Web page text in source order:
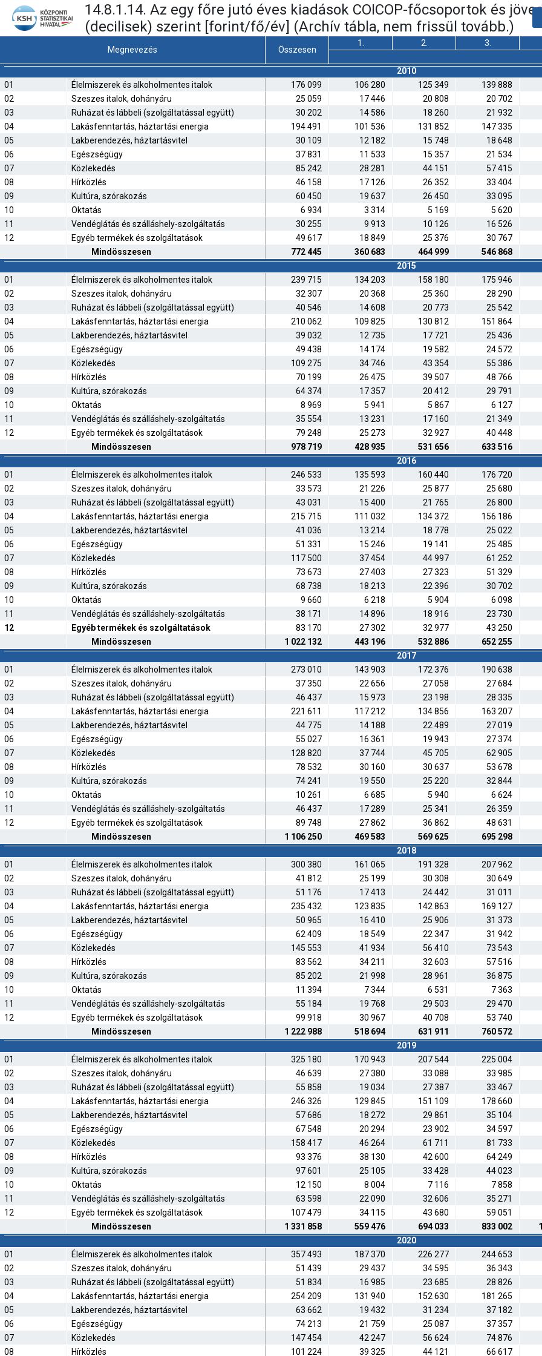
14.8.1.14. Az egy főre jutó éves kiadások COICOP-főcsoportok és
(decilisek) szerint [forint/fő/év] (Archív tábla, nem frissül tovább.)
Megnevezés Összesen
1. 2. 3.
2010
01
Élelmiszerek és alkoholmentes italok 176 099 106 280 125 349 139 888
02
Szeszes italok, dohányáru 25 059 17 446 20 808 20 702
03
Ruházat és lábbeli (szolgáltatással együtt) 30 202 14 586 18 260 21 932
04
Lakásfenntartás, háztartási energia 194 491 101 536 131 852 147 335
05
Lakberendezés, háztartásvitel 30 109 12 182 15 748 18 648
06
Egészségügy 37 831 11 533 15 357 21 534
07
Közlekedés 85 242 28 281 44 151 57 415
08
Hírközlés 46 158 17 126 26 352 33 404
09
Kultúra, szórakozás 60 450 19 637 26 450 33 095
10
Oktatás 6 934 3 314 5 169 5 620
11
Vendéglátás és szálláshely-szolgáltatás 30 255 9 913 10 126 16 526
12
Egyéb termékek és szolgáltatások 49 617 18 849 25 376 30 767
Mindösszesen
772 445 360 683 464 999 546 868
2015
01
Élelmiszerek és alkoholmentes italok 239 715 134 203 158 180 175 946
02
Szeszes italok, dohányáru 32 307 20 368 25 360 28 290
03
Ruházat és lábbeli (szolgáltatással együtt) 40 546 14 608 20 773 25 542
04
Lakásfenntartás, háztartási energia 210 062 109 825 130 812 151 864
05
Lakberendezés, háztartásvitel 39 032 12 735 17 721 25 436
06
Egészségügy 49 438 14 174 19 582 24 572
07
Közlekedés 109 275 34 746 43 354 55 386
08
Hírközlés 70 199 26 475 39 507 48 766
09
Kultúra, szórakozás 64 374 17 357 20 412 29 791
10
Oktatás 8 969 5 941 5 867 6 127
11
Vendéglátás és szálláshely-szolgáltatás 35 554 13 231 17 160 21 349
12
Egyéb termékek és szolgáltatások 79 248 25 273 32 927 40 448
Mindösszesen
978 719 428 935 531 656 633 516
2016
01
Élelmiszerek és alkoholmentes italok 246 533 135 593 160 440 176 720
02
Szeszes italok, dohányáru 33 573 21 226 25 877 25 680
03
Ruházat és lábbeli (szolgáltatással együtt) 43 031 15 400 21 765 26 800
04
Lakásfenntartás, háztartási energia 215 715 111 032 134 372 156 186
05
Lakberendezés, háztartásvitel 41 036 13 214 18 778 25 022
06
Egészségügy 51 331 15 246 19 141 25 485
07
Közlekedés 117 500 37 454 44 997 61 252
08
Hírközlés 73 673 27 403 27 323 51 329
09
Kultúra, szórakozás 68 738 18 213 22 396 30 702
10
Oktatás 9 660 6 218 5 904 6 098
11
Vendéglátás és szálláshely-szolgáltatás 38 171 14 896 18 916 23 730
12
Egyéb termékek és szolgáltatások 83 170 27 302 32 977 43 250
Mindösszesen
1 022 132 443 196 532 886 652 255
2017
01
Élelmiszerek és alkoholmentes italok 273 010 143 903 172 376 190 638
02
Szeszes italok, dohányáru 37 350 22 656 27 058 27 684
03
Ruházat és lábbeli (szolgáltatással együtt) 46 437 15 973 23 198 28 335
04
Lakásfenntartás, háztartási energia 221 611 117 212 134 856 163 207
05
Lakberendezés, háztartásvitel 44 775 14 188 22 489 27 019
06
Egészségügy 55 027 16 361 19 943 27 374
07
Közlekedés 128 820 37 744 45 705 62 905
08
Hírközlés 78 532 30 160 30 637 53 678
09
Kultúra, szórakozás 74 241 19 550 25 220 32 844
10
Oktatás 10 261 6 685 5 940 6 624
11
Vendéglátás és szálláshely-szolgáltatás 46 437 17 289 25 341 26 359
12
Egyéb termékek és szolgáltatások 89 748 27 862 36 862 48 631
Mindösszesen
1 106 250 469 583 569 625 695 298
2018
01
Élelmiszerek és alkoholmentes italok 300 380 161 065 191 328 207 962
02
Szeszes italok, dohányáru 41 812 25 199 30 308 30 649
03
Ruházat és lábbeli (szolgáltatással együtt) 51 176 17 413 24 442 31 011
04
Lakásfenntartás, háztartási energia 235 432 123 835 142 863 169 127
05
Lakberendezés, háztartásvitel 50 965 16 410 25 906 31 373
06
Egészségügy 62 409 18 549 22 347 31 942
07
Közlekedés 145 553 41 934 56 410 73 543
08
Hírközlés 83 562 34 211 32 603 57 516
09
Kultúra, szórakozás 85 202 21 998 28 961 36 875
10
Oktatás 11 394 7 344 6 531 7 363
11
Vendéglátás és szálláshely-szolgáltatás 55 184 19 768 29 503 29 470
12
Egyéb termékek és szolgáltatások 99 918 30 967 40 708 53 740
Mindösszesen
1 222 988 518 694 631 911 760 572
2019
01
Élelmiszerek és alkoholmentes italok 325 180 170 943 207 544 225 004
02
Szeszes italok, dohányáru 46 639 27 380 33 088 33 985
03
Ruházat és lábbeli (szolgáltatással együtt) 55 858 19 034 27 387 33 467
04
Lakásfenntartás, háztartási energia 246 326 129 845 151 109 178 660
05
Lakberendezés, háztartásvitel 57 686 18 272 29 861 35 104
06
Egészségügy 67 548 20 294 23 902 34 597
07
Közlekedés 158 417 46 264 61 711 81 733
08
Hírközlés 93 376 38 130 42 600 64 249
09
Kultúra, szórakozás 97 601 25 105 33 428 44 023
10
Oktatás 12 150 8 004 7 116 7 858
11
Vendéglátás és szálláshely-szolgáltatás 63 598 22 090 32 606 35 271
12
Egyéb termékek és szolgáltatások 107 479 34 115 43 680 59 051
Mindösszesen
1 331 858 559 476 694 033 833 002
2020
01
Élelmiszerek és alkoholmentes italok 357 493 187 370 226 277 244 653
02
Szeszes italok, dohányáru 51 439 29 437 34 595 36 343
03
Ruházat és lábbeli (szolgáltatással együtt) 51 834 16 985 23 685 28 826
04
Lakásfenntartás, háztartási energia 254 209 131 940 152 630 181 265
05
Lakberendezés, háztartásvitel 63 662 19 432 31 234 37 182
06
Egészségügy 74 213 21 759 25 087 37 357
07
Közlekedés 147 454 42 247 56 624 74 876
08
Hírközlés 101 224 39 325 44 121 66 617